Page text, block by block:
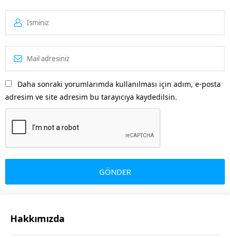
Daha sonraki yorumlarımda kullanılması için adım, e-posta
adresim ve site adresim bu tarayıcıya kaydedilsin.
Hakkımızda